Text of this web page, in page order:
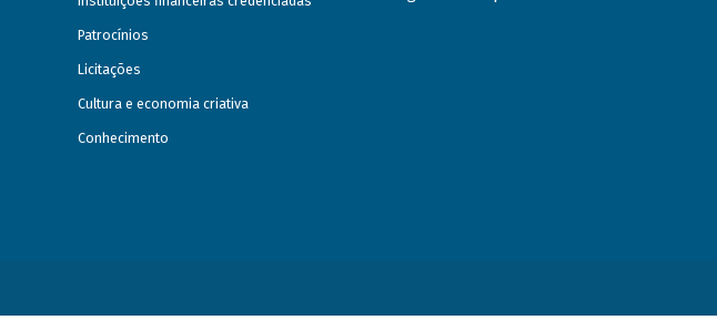
Patrocínios
Licitações
Cultura e economia criativa
Conhecimento